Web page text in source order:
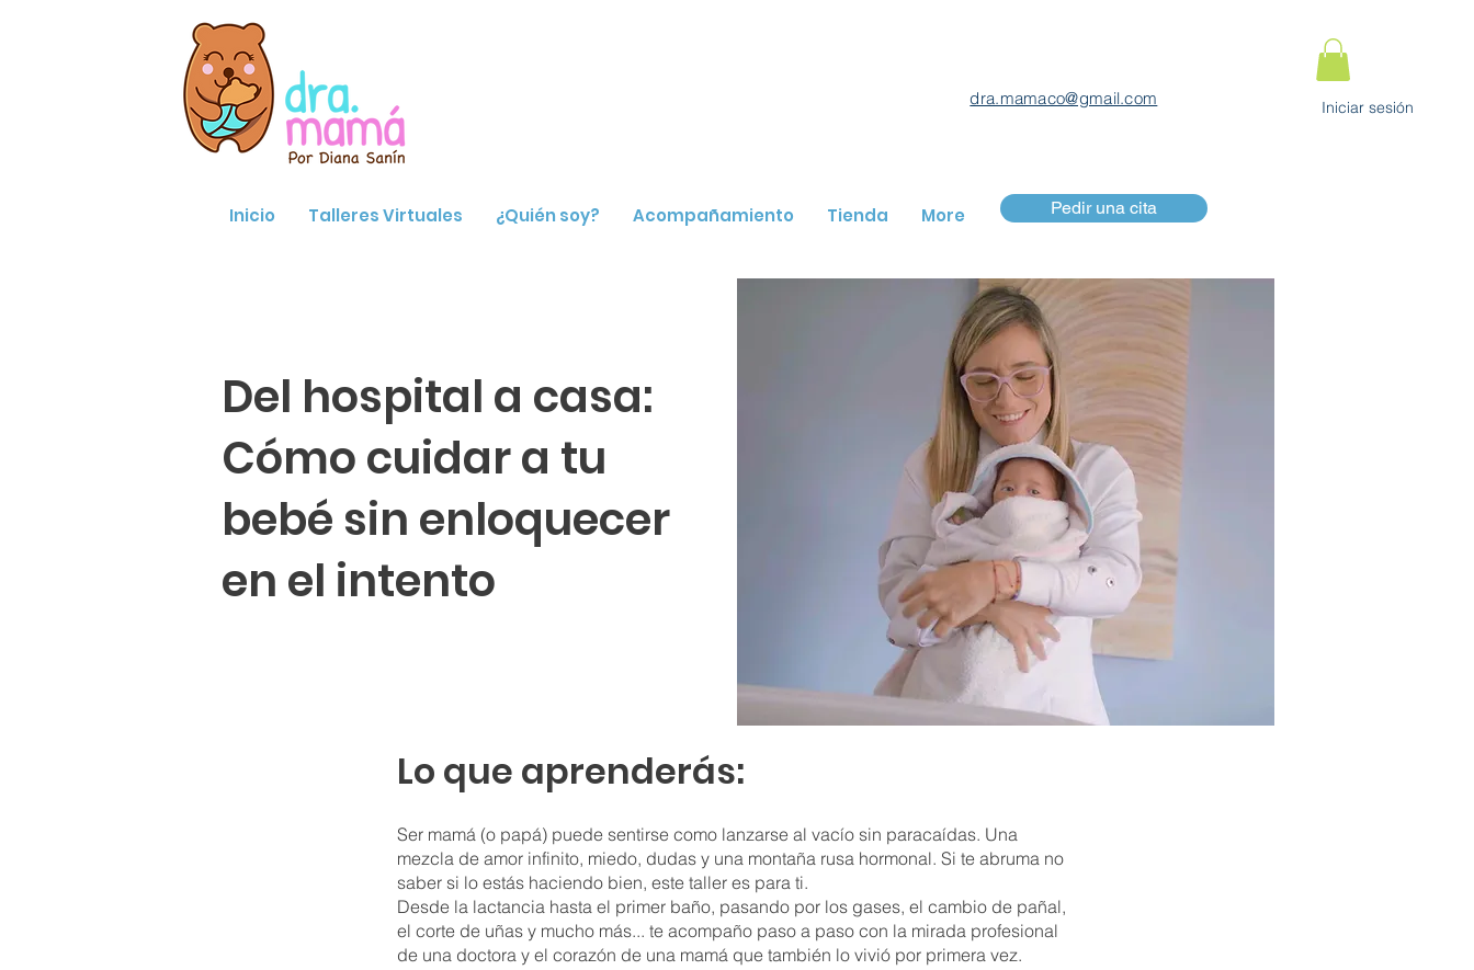
dra.mamaco@gmail.com Iniciar sesión
Inicio Talleres Virtuales ¿Quién soy? Acompañamiento Tienda More Pedir una cita
Del hospital a casa:
Cómo cuidar a tu
bebé sin enloquecer
en el intento
Lo que aprenderás:
Ser mamá (o papá) puede sentirse como lanzarse al vacío sin paracaídas. Una
mezcla de amor infinito, miedo, dudas y una montaña rusa hormonal. Si te abruma no
saber si lo estás haciendo bien, este taller es para ti.
Desde la lactancia hasta el primer baño, pasando por los gases, el cambio de pañal,
el corte de uñas y mucho más... te acompaño paso a paso con la mirada profesional
de una doctora y el corazón de una mamá que también lo vivió por primera vez.